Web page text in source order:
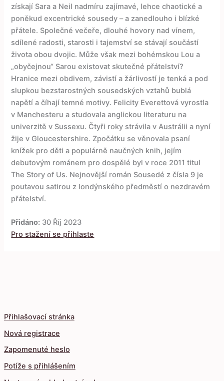
Přihlašovací stránka
Nová registrace
Zapomenuté heslo
Potíže s přihlášením
získají Sara a Neil nadmíru zajímavé, lehce chaotické a
poněkud excentrické sousedy – a zanedlouho i blízké
přátele. Společné večeře, dlouhé hovory nad vínem,
sdílené radosti, starosti i tajemství se stávají součástí
života obou dvojic. Může však mezi bohémskou Lou a
„obyčejnou“ Sarou existovat skutečné přátelství?
Hranice mezi obdivem, závistí a žárlivostí je tenká a pod
slupkou bezstarostných sousedských vztahů bublá
napětí a číhají temné motivy. Felicity Everettová vyrostla
v Manchesteru a studovala anglickou literaturu na
univerzitě v Sussexu. Čtyři roky strávila v Austrálii a nyní
žije v Gloucestershire. Zpočátku se věnovala psaní
knížek pro děti a populárně naučných knih, jejím
debutovým románem pro dospělé byl v roce 2011 titul
The Story of Us. Nejnovější román Sousedé z čísla 9 je
poutavou satirou z londýnského předměstí o nezdravém
přátelství.
Přidáno: 30 Říj 2023
Pro stažení se přihlaste